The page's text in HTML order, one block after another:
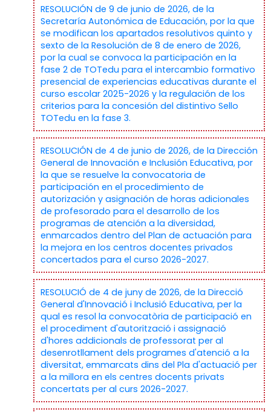
RESOLUCIÓN de 9 de junio de 2026, de la
Secretaría Autonómica de Educación, por la que
se modifican los apartados resolutivos quinto y
sexto de la Resolución de 8 de enero de 2026,
por la cual se convoca la participación en la
fase 2 de TOTedu para el intercambio formativo
presencial de experiencias educativas durante el
curso escolar 2025-2026 y la regulación de los
criterios para la concesión del distintivo Sello
TOTedu en la fase 3.
RESOLUCIÓN de 4 de junio de 2026, de la Dirección
General de Innovación e Inclusión Educativa, por
la que se resuelve la convocatoria de
participación en el procedimiento de
autorización y asignación de horas adicionales
de profesorado para el desarrollo de los
programas de atención a la diversidad,
enmarcados dentro del Plan de actuación para
la mejora en los centros docentes privados
concertados para el curso 2026-2027.
RESOLUCIÓ de 4 de juny de 2026, de la Direcció
General d'Innovació i Inclusió Educativa, per la
qual es resol la convocatòria de participació en
el procediment d'autorització i assignació
d'hores addicionals de professorat per al
desenrotllament dels programes d'atenció a la
diversitat, emmarcats dins del Pla d'actuació per
a la millora en els centres docents privats
concertats per al curs 2026-2027.